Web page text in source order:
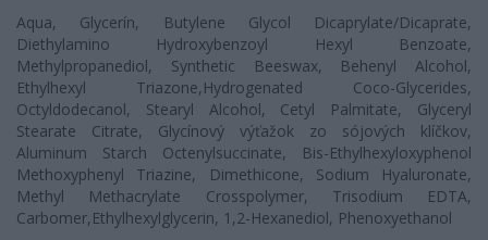
Aqua, Glycerín, Butylene Glycol Dicaprylate/Dicaprate,
Diethylamino Hydroxybenzoyl Hexyl Benzoate,
Methylpropanediol, Synthetic Beeswax, Behenyl Alcohol,
Ethylhexyl Triazone, Hydrogenated Coco-Glycerides,
Octyldodecanol, Stearyl Alcohol, Cetyl Palmitate, Glyceryl
Stearate Citrate, Glycínový výťažok zo sójových klíčkov,
Aluminum Starch Octenylsuccinate,
Bis-Ethylhexyloxyphenol
Methoxyphenyl Triazine, Dimethicone, Sodium Hyaluronate,
Methyl Methacrylate Crosspolymer, Trisodium EDTA,
Carbomer, Ethylhexylglycerin, 1,2-Hexanediol, Phenoxyethanol